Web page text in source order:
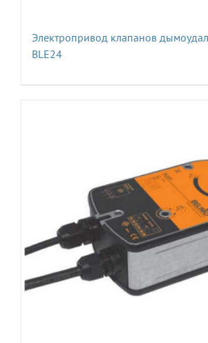
Электропривод клапанов
BLE24